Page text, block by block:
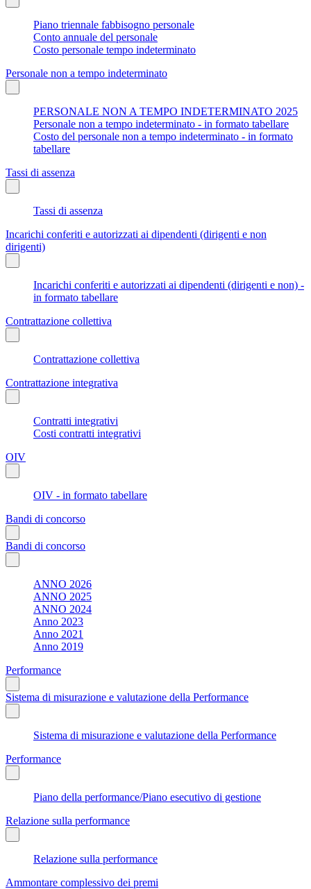
Piano triennale fabbisogno personale
Conto annuale del personale
Costo personale tempo indeterminato
Personale non a tempo indeterminato
PERSONALE NON A TEMPO INDETERMINATO 2025
Personale non a tempo indeterminato - in formato tabellare
Costo del personale non a tempo indeterminato - in formato
tabellare
Tassi di assenza
Tassi di assenza
Incarichi conferiti e autorizzati ai dipendenti (dirigenti e non
dirigenti)
Incarichi conferiti e autorizzati ai dipendenti (dirigenti e non) -
in formato tabellare
Contrattazione collettiva
Contrattazione collettiva
Contrattazione integrativa
Contratti integrativi
Costi contratti integrativi
OIV
OIV - in formato tabellare
Bandi di concorso
Bandi di concorso
ANNO 2026
ANNO 2025
ANNO 2024
Anno 2023
Anno 2021
Anno 2019
Performance
Sistema di misurazione e valutazione della Performance
Sistema di misurazione e valutazione della Performance
Performance
Piano della performance/Piano esecutivo di gestione
Relazione sulla performance
Relazione sulla performance
Ammontare complessivo dei premi